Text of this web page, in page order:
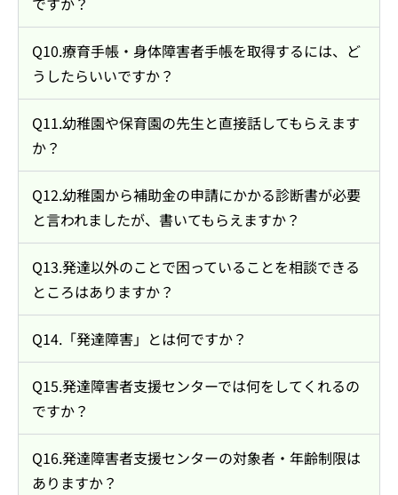
Q10.療育手帳・身体障害者手帳を取得するには、ど
うしたらいいですか？
Q11.幼稚園や保育園の先生と直接話してもらえます
か？
Q12.幼稚園から補助金の申請にかかる診断書が必要
と言われましたが、書いてもらえますか？
Q13.発達以外のことで困っていることを相談できる
ところはありますか？
Q14.「発達障害」とは何ですか？
Q15.発達障害者支援センターでは何をしてくれるの
ですか？
Q16.発達障害者支援センターの対象者・年齢制限は
ありますか？